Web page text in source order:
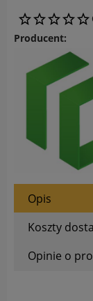
Producent:
Opis
Koszty
Opinie o